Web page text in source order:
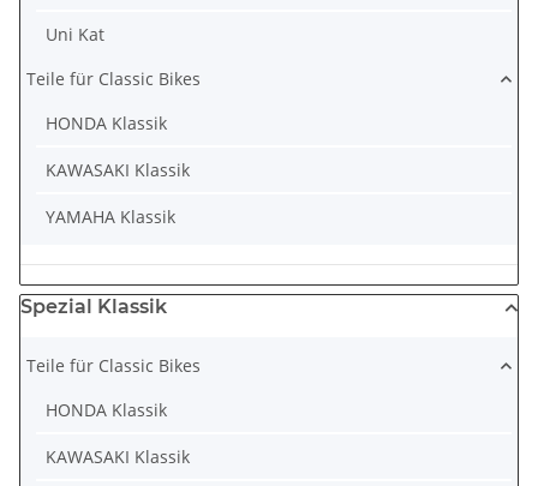
Uni Kat
Teile für Classic Bikes
HONDA Klassik
KAWASAKI Klassik
YAMAHA Klassik
Spezial Klassik
Teile für Classic Bikes
HONDA Klassik
KAWASAKI Klassik